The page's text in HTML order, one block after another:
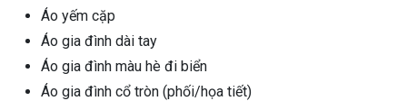
Áo yếm cặp
Áo gia đình dài tay
Áo gia đình màu hè đi biển
Áo gia đình cổ tròn (phối/họa tiết)